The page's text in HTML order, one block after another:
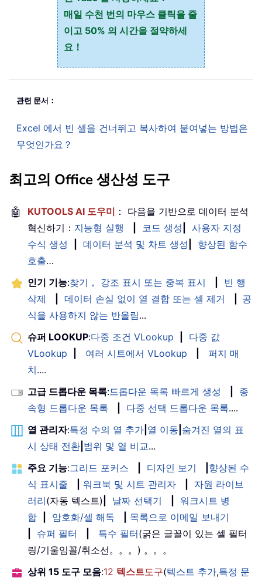
매일 수천 번의 마우스 클릭을 줄
이고 50% 의 시간을 절약하세
요！
관련 문서：
Excel 에서 빈 셀을 건너뛰고 복사하여 붙여넣는 방법은
무엇인가요？
최고의 Office 생산성 도구
🤖 KUTOOLS AI 도우미 ： 다음을 기반으로 데이터 분석
혁신하기： 지능형 실행 코드 생성
사용자 지정
수식 생성
데이터 분석 및 차트 생성
향상된 함수
호출…
인기 기능:찾기， 강조 표시 또는 중복 표시
빈 행
삭제
데이터 손실 없이 열 결합 또는 셀 제거
공
식을 사용하지 않는 반올림...
슈퍼 LOOKUP:다중 조건 VLookup
다중 값
VLookup
여러 시트에서 VLookup
퍼지 매
치....
고급 드롭다운 목록:드롭다운 목록 빠르게 생성
종
속형 드롭다운 목록
다중 선택 드롭다운 목록....
열 관리자:특정 수의 열 추가 열 이동 숨겨진 열의 표
시 상태 전환 범위 및 열 비교...
주요 기능:그리드 포커스 디자인 보기
향상된 수
식 표시줄
워크북 및 시트 관리자
자원 라이브
러리(자동 텍스트) 날짜 선택기
워크시트 병
합
암호화/셀 해독
목록으로 이메일 보내기
슈퍼 필터 특수 필터(굵은 글꼴이 있는 셀 필터
링/기울임꼴/취소선。。。) 。。。
상위 15 도구 모음:12 텍스트도구(텍스트 추가,특정 문